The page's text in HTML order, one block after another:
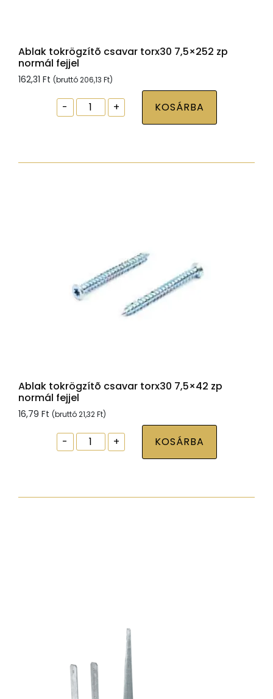
Ablak tokrögzítõ csavar torx30 7,5×252 zp
normál fejjel
162,31 Ft (bruttó206,13 Ft)
-
Ablak
tokrögzítõ
7,5x252
+ KOSÁRBA
Ablak tokrögzítõ csavar torx30 7,5×42 zp
normál fejjel
16,79 Ft (bruttó21,32Ft)
-
Ablak
tokrögzítõ
7,5x42
+ KOSÁRBA